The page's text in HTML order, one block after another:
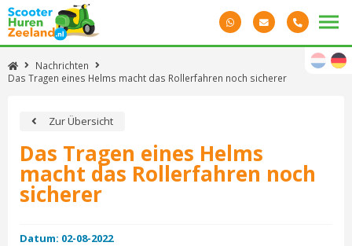
Nachrichten
Das Tragen eines Helms macht das Rollerfahren noch sicherer
Zur Übersicht
Das Tragen eines Helms
macht das Rollerfahren noch
sicherer
Datum: 02-08-2022